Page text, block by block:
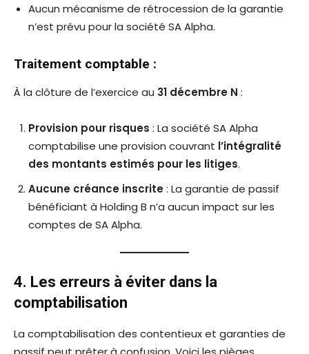
Aucun mécanisme de rétrocession de la garantie
n’est prévu pour la société SA Alpha.
Traitement comptable :
À la clôture de l’exercice au 31 décembre N :
Provision pour risques : La société SA Alpha
comptabilise une provision couvrant l’intégralité
des montants estimés pour les litiges.
Aucune créance inscrite: La garantie de passif
bénéficiant à Holding B n’a aucun impact sur les
comptes de SA Alpha.
4. Les erreurs à éviter dans la
comptabilisation
La comptabilisation des contentieux et garanties de